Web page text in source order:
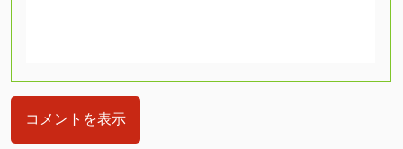
コメントを表示